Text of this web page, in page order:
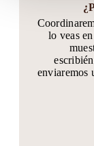
lo veas
enviaremos